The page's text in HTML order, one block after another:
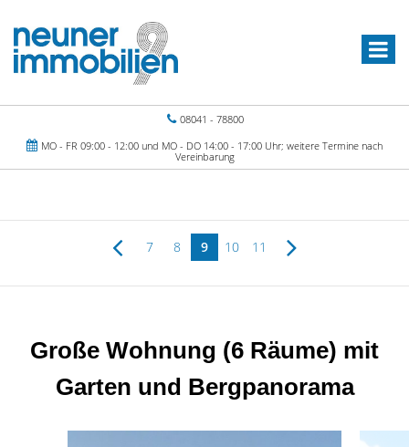
08041 - 78800
MO - FR 09:00 - 12:00 und MO - DO 14:00 - 17:00 Uhr; weitere Termine nach
Vereinbarung
7 8 9 10 11
Große Wohnung (6 Räume) mit
Garten und Bergpanorama